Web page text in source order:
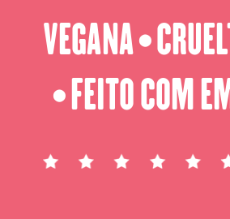
VEGANA ⬤
⬤ FEITO COM